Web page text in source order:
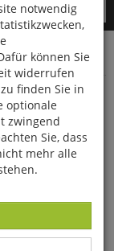
notwendig
können Sie
widerrufen
finden Sie in
optionale
zwingend
Sie, dass
mehr alle